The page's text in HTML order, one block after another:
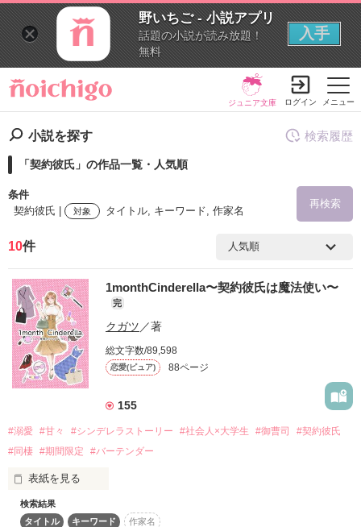
野いちご - 小説アプリ
話題の小説が読み放題！
無料
入手
メニュー
ジュニア文庫 ログイン
小説を探す
「契約彼氏」の作品一覧・人気順
条件
契約彼氏 |
対象 タイトル, キーワード, 作家名
再検索
検索ワード
を含む
詳しく検索
タイトル キーワード 作家名 表紙コメント
あらすじ
ジャンル
検索履歴
10件
1monthCinderella〜契約彼氏は魔法使い〜
完
クガツ ／著
総文字数/89,598
恋愛(ピュア) 88ページ
155
#溺愛 #甘々 #シンデレラストーリー #社会人×大学生 #御曹司
#契約彼氏
#同棲 #期間限定 #バーテンダー
表紙を見る
「それならわたしと取引をしませんか？」
検索結果
タイトル
キーワード 作家名